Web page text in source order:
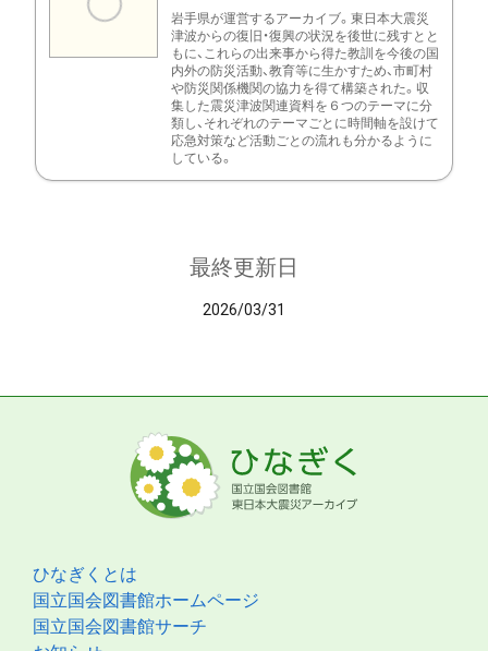
岩手県が運営するアーカイブ。東日本大震災
津波からの復旧・復興の状況を後世に残すとと
もに、これらの出来事から得た教訓を今後の国
内外の防災活動、教育等に生かすため、市町村
や防災関係機関の協力を得て構築された。収
集した震災津波関連資料を６つのテーマに分
類し、それぞれのテーマごとに時間軸を設けて
応急対策など活動ごとの流れも分かるように
している。
最終更新日
2026/03/31
ひなぎくとは
国立国会図書館ホームページ
国立国会図書館サーチ